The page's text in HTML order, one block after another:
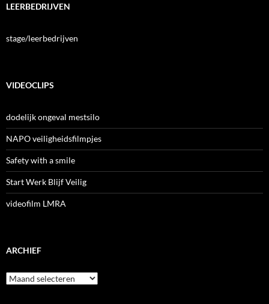
LEERBEDRIJVEN
stage/leerbedrijven
VIDEOCLIPS
dodelijk ongeval mestsilo
NAPO veiligheidsfilmpjes
Safety with a smile
Start Werk Blijf Veilig
videofilm LMRA
ARCHIEF
Archief